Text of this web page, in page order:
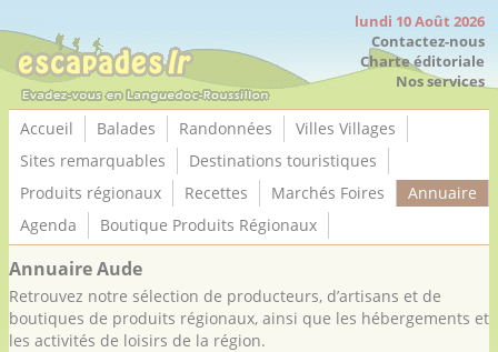
lundi 10 Août 2026
Contactez-nous
Charte éditoriale
Nos services
Accueil Balades Randonnées
Villes Villages
Sites remarquables
Destinations touristiques
Produits régionaux
Recettes Marchés Foires
Annuaire
Agenda
Boutique Produits Régionaux
Annuaire Aude
Retrouvez notre sélection de producteurs, d’artisans et de
boutiques de produits régionaux, ainsi que les hébergements et
les activités de loisirs de la région.